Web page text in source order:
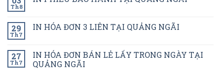
Th8
29
Th7
IN HÓA ĐƠN 3 LIÊN TẠI QUẢNG NGÃI
27
Th7
IN HÓA ĐƠN BÁN LẺ LẤY TRONG NGÀY TẠI
QUẢNG NGÃI